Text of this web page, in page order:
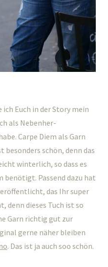
Euch in der Story mein
als Nebenher-
Carpe Diem als Garn
besonders schön, denn das
winterlich, so dass es
benötigt. Passend dazu hat
das Ihr super
denn dieses Tuch ist so
Garn richtig gut zur
gerne näher bleiben
. Das ist ja auch soo schön.